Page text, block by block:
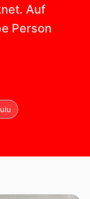
Auf
Person